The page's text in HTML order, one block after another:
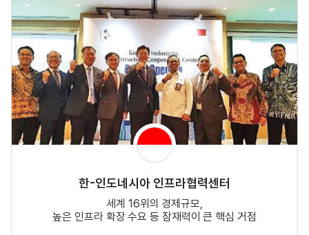
한-인도네시아 인프라협력센터
세계 16위의 경제규모,
높은 인프라 확장 수요 등 잠재력이 큰 핵심 거점